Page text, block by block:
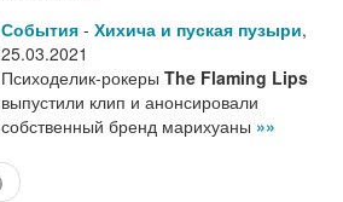
События - Хихича и пуская пузыри,
25.03.2021
Психоделик-рокеры The Flaming Lips
выпустили клип и анонсировали
собственный бренд марихуаны »»